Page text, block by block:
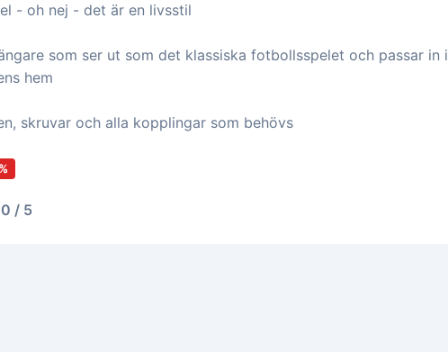
- oh nej - det är en livsstil
som ser ut som det klassiska fotbollsspelet och passar in i
hem
skruvar och alla kopplingar som behövs
/ 5